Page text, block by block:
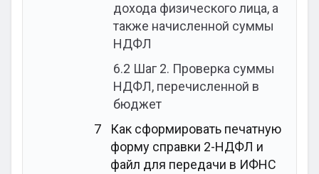
дохода физического лица, а
также начисленной суммы
НДФЛ
6.2 Шаг 2. Проверка суммы
НДФЛ, перечисленной в
бюджет
7
Как сформировать печатную
форму справки 2-НДФЛ и
файл для передачи в ИФНС